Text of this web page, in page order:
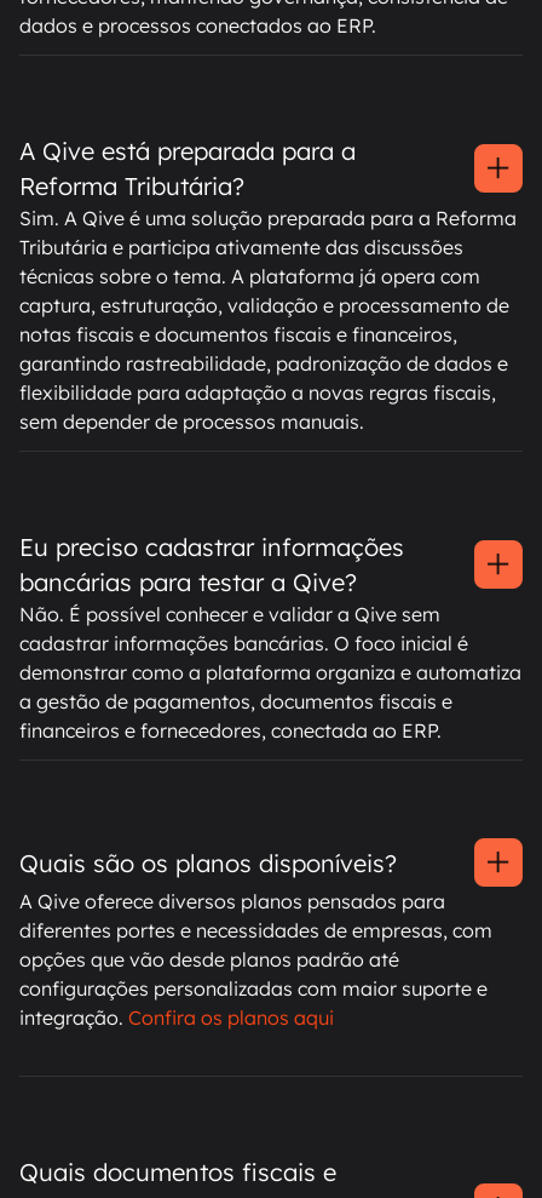
dados e processos conectados ao ERP.
A Qive está preparada para a
Reforma Tributária?
Sim. A Qive é uma solução preparada para a Reforma
Tributária e participa ativamente das discussões
técnicas sobre o tema. A plataforma já opera com
captura, estruturação, validação e processamento de
notas fiscais e documentos fiscais e financeiros,
garantindo rastreabilidade, padronização de dados e
flexibilidade para adaptação a novas regras fiscais,
sem depender de processos manuais.
Eu preciso cadastrar informações
bancárias para testar a Qive?
Não. É possível conhecer e validar a Qive sem
cadastrar informações bancárias. O foco inicial é
demonstrar como a plataforma organiza e automatiza
a gestão de pagamentos, documentos fiscais e
financeiros e fornecedores, conectada ao ERP.
Quais são os planos disponíveis?
A Qive oferece diversos planos pensados para
diferentes portes e necessidades de empresas, com
opções que vão desde planos padrão até
configurações personalizadas com maior suporte e
integração. Confira os planos aqui
Quais documentos fiscais e